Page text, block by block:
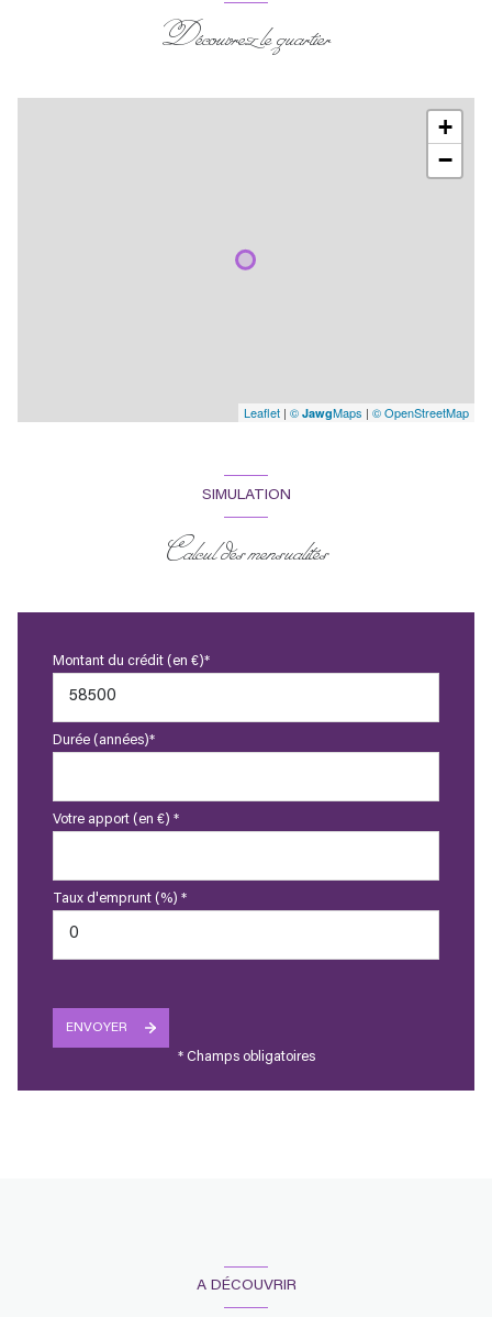
Découvrez le quartier
+
−
Leaflet | © JawgMaps | © OpenStreetMap
SIMULATION
Calcul des mensualités
Montant du crédit (en €)*
Durée (années)*
Votre apport (en €) *
Taux d'emprunt (%) *
ENVOYER
* Champs obligatoires
A DÉCOUVRIR